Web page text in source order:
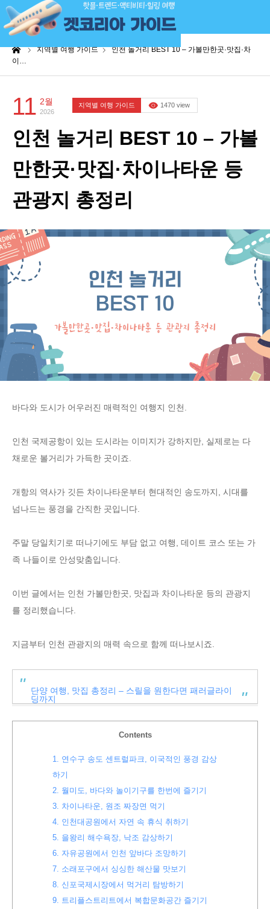
지역별 여행 가이드
인천 놀거리 BEST 10 – 가볼만한곳·맛집·차
이…
11 2월
2026
지역별 여행 가이드 1470 view
인천 놀거리 BEST 10 – 가볼
만한곳·맛집·차이나타운 등
관광지 총정리
바다와 도시가 어우러진 매력적인 여행지 인천.
인천 국제공항이 있는 도시라는 이미지가 강하지만, 실제로는 다
채로운 볼거리가 가득한 곳이죠.
개항의 역사가 깃든 차이나타운부터 현대적인 송도까지, 시대를
넘나드는 풍경을 간직한 곳입니다.
주말 당일치기로 떠나기에도 부담 없고 여행, 데이트 코스 또는 가
족 나들이로 안성맞춤입니다.
이번 글에서는 인천 가볼만한곳, 맛집과 차이나타운 등의 관광지
를 정리했습니다.
지금부터 인천 관광지의 매력 속으로 함께 떠나보시죠.
단양 여행, 맛집 총정리 – 스릴을 원한다면 패러글라이
딩까지
Contents
1.
연수구 송도 센트럴파크, 이국적인 풍경 감상
하기
2. 월미도, 바다와 놀이기구를 한번에 즐기기
3. 차이나타운, 원조 짜장면 먹기
4. 인천대공원에서 자연 속 휴식 취하기
5. 을왕리 해수욕장, 낙조 감상하기
6. 자유공원에서 인천 앞바다 조망하기
7. 소래포구에서 싱싱한 해산물 맛보기
8. 신포국제시장에서 먹거리 탐방하기
9.
트리플스트리트에서 복합문화공간 즐기기